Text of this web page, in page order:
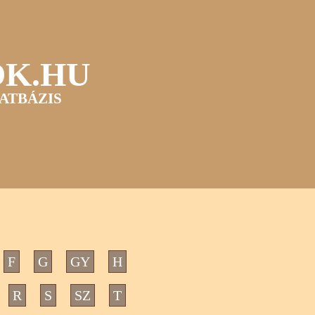
F G GY H
R S SZ T